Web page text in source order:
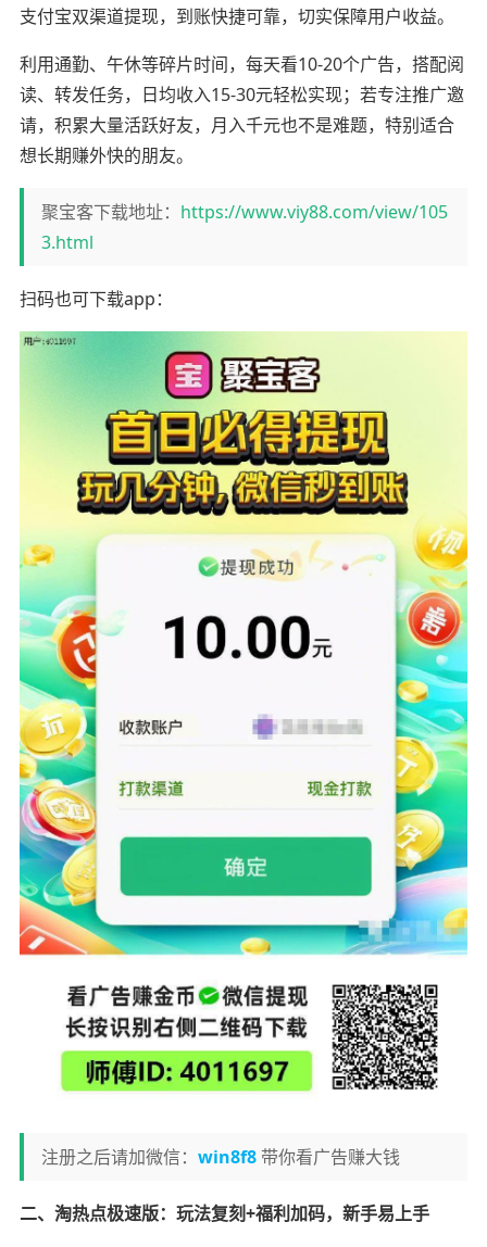
支付宝双渠道提现，到账快捷可靠，切实保障用户收益。
利用通勤、午休等碎片时间，每天看10-20个广告，搭配阅
读、转发任务，日均收入15-30元轻松实现；若专注推广邀
请，积累大量活跃好友，月入千元也不是难题，特别适合
想长期赚外快的朋友。
聚宝客下载地址： https://www.viy88.com/view/105
3.html
扫码也可下载app：
注册之后请加微信： win8f8带你看广告赚大钱
二、淘热点极速版：玩法复刻+福利加码，新手易上手